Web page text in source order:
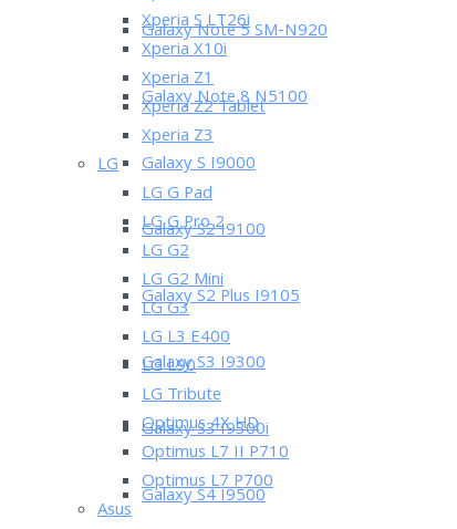
Galaxy Note 5 SM-N920
Galaxy Note 8 N5100
Galaxy S I9000
Galaxy S2 I9100
Galaxy S2 Plus I9105
Galaxy S3 I9300
Galaxy S3 I9300i
Galaxy S4 I9500
Xperia S LT26i
Xperia X10i
Xperia Z1
Xperia Z2 Tablet
Xperia Z3
LG
LG G Pad
LG G Pro 2
LG G2
LG G2 Mini
LG G3
LG L3 E400
LG L90
LG Tribute
Optimus 4X HD
Optimus L7 II P710
Optimus L7 P700
Asus